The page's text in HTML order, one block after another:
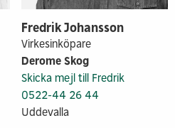
Fredrik Johansson
Virkesinköpare
Derome Skog
Skicka mejl till Fredrik
0522-44 26 44
Uddevalla